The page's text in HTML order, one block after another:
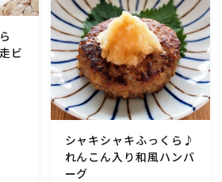
ビ
シャキシャキふっくら♪
れんこん入り和風ハンバ
ーグ